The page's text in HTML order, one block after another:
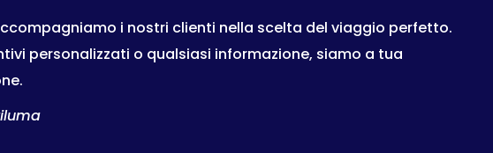
i nostri clienti nella scelta del viaggio perfetto.
personalizzati o qualsiasi informazione, siamo a tua